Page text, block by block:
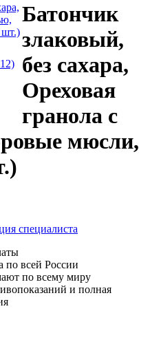
Батончик
злаковый,
без сахара,
Ореховая
гранола с
мюсли,
специалиста
по всей России
по всему миру
и полная